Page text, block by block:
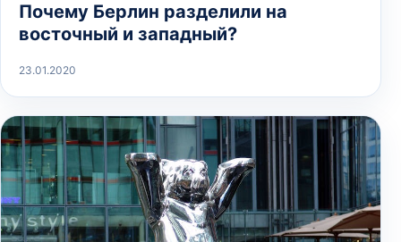
Почему Берлин разделили на
восточный и западный?
23.01.2020